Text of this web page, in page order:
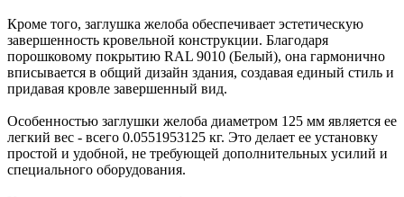
Кроме того, заглушка желоба обеспечивает эстетическую
завершенность кровельной конструкции. Благодаря
порошковому покрытию RAL 9010 (Белый), она гармонично
вписывается в общий дизайн здания, создавая единый стиль и
придавая кровле завершенный вид.
Особенностью заглушки желоба диаметром 125 мм является ее
легкий вес - всего 0.0551953125 кг. Это делает ее установку
простой и удобной, не требующей дополнительных усилий и
специального оборудования.